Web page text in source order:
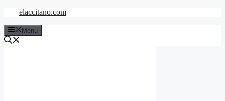
Saltar
contenido
elaccitano.com
Menú